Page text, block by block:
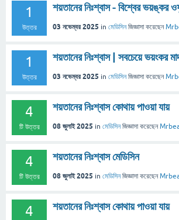
1
উত্তর
শয়তানের নিঃশ্বাস - বিশ্বের ভয়ঙ্কর
03 নভেম্বর 2025 in মেডিসিন জিজ্ঞাসা করেছেন
1
উত্তর
শয়তানের নিঃশ্বাস | সবচেয়ে ভয়ংকর
03 নভেম্বর 2025 in মেডিসিন জিজ্ঞাসা করেছেন
4
টি উত্তর
শয়তানের নিঃশ্বাস কোথায় পাওয়া যায়
08 জুলাই 2025 in মেডিসিন জিজ্ঞাসা করেছেন
4
টি উত্তর
শয়তানের নিঃশ্বাস মেডিসিন
08 জুলাই 2025 in মেডিসিন জিজ্ঞাসা করেছেন
4 শয়তানের নিঃশ্বাস কোথায় পাওয়া যায়